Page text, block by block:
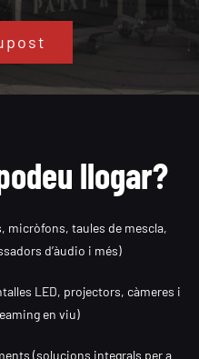
llogar?
micròfons, taules de mescla,
d’àudio i més)
LED, projectors, càmeres i
en viu)
(solucions integrals per a